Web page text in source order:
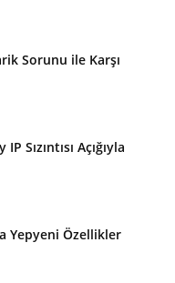
Sorunu ile Karşı
Sızıntısı Açığıyla
Yepyeni Özellikler